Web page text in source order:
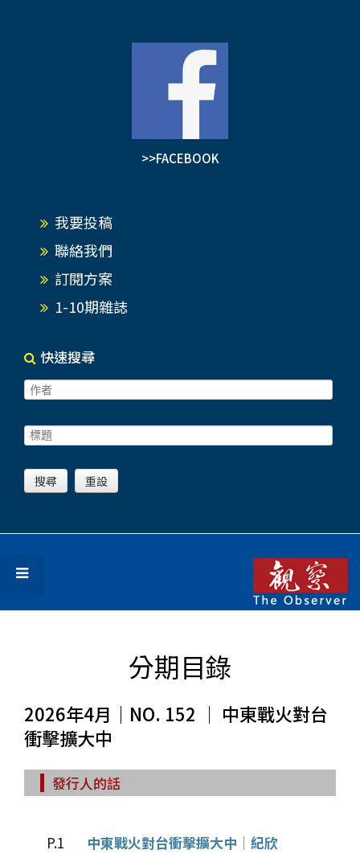
>>FACEBOOK
我要投稿
聯絡我們
訂閱方案
1-10期雜誌
快速搜尋
分期目錄
2026年4月｜NO. 152 │ 中東戰火對台
衝擊擴大中
發行人的話
P.1 中東戰火對台衝擊擴大中│紀欣